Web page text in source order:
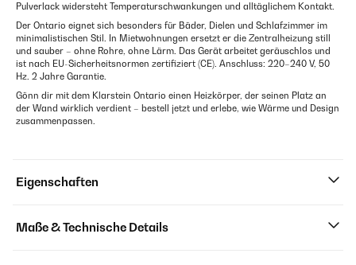
Pulverlack widersteht Temperaturschwankungen und alltäglichem Kontakt.
Der Ontario eignet sich besonders für Bäder, Dielen und Schlafzimmer im
minimalistischen Stil. In Mietwohnungen ersetzt er die Zentralheizung still
und sauber – ohne Rohre, ohne Lärm. Das Gerät arbeitet geräuschlos und
ist nach EU-Sicherheitsnormen zertifiziert (CE). Anschluss: 220–240 V, 50
Hz. 2 Jahre Garantie.
Gönn dir mit dem Klarstein Ontario einen Heizkörper, der seinen Platz an
der Wand wirklich verdient – bestell jetzt und erlebe, wie Wärme und Design
zusammenpassen.
Eigenschaften
Maße & Technische Details